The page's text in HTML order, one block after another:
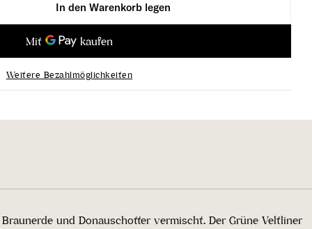
Menge für Grüner Veltliner Ried Klostersatz Wachau DAC 2024 verringern
Menge für Grüner Veltliner Ried Klostersatz Wachau DAC
In den Warenkorb legen
Weitere Bezahlmöglichkeiten
und Donauschotter vermischt. Der Grüne Veltliner